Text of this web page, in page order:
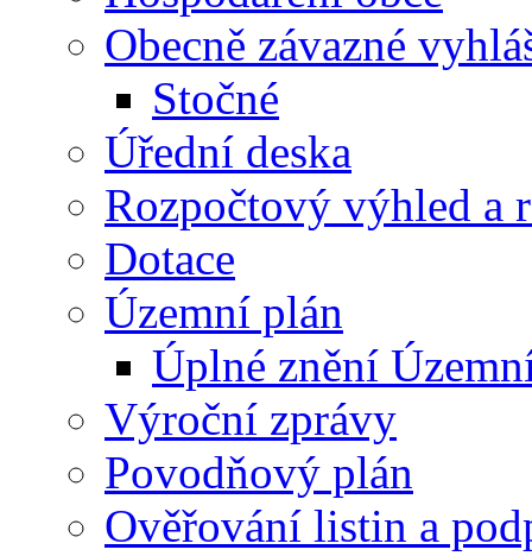
Obecně závazné
Stočné
Úřední deska
Rozpočtový výhled a
Dotace
Územní plán
Úplné znění
Výroční zprávy
Povodňový plán
Ověřování listin a